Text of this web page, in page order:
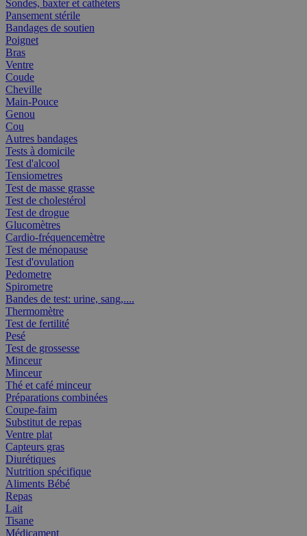
Sondes, baxter et cathéters
Pansement stérile
Bandages de soutien
Poignet
Bras
Ventre
Coude
Cheville
Main-Pouce
Genou
Cou
Autres bandages
Tests à domicile
Test d'alcool
Tensiometres
Test de masse grasse
Test de cholestérol
Test de drogue
Glucomètres
Cardio-fréquencemètre
Test de ménopause
Test d'ovulation
Pedometre
Spirometre
Bandes de test: urine, sang,....
Thermomètre
Test de fertilité
Pesé
Test de grossesse
Minceur
Minceur
Thé et café minceur
Préparations combinées
Coupe-faim
Substitut de repas
Ventre plat
Capteurs gras
Diurétiques
Nutrition spécifique
Aliments Bébé
Repas
Lait
Tisane
Médicament